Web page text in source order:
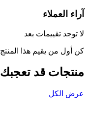
آراء العملاء
لا توجد تقييمات بعد
كن أول من يقيم هذا المنتج
منتجات قد تعجبك
عرض الكل